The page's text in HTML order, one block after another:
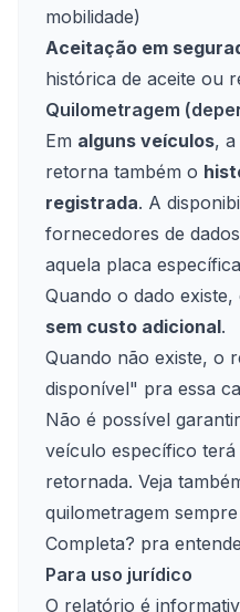
mobilidade)
Aceitação em
histórica de aceite ou
Quilometragem
Em alguns veículos,
retorna também o
registrada. A
fornecedores de
aquela placa
Quando o dado
sem custo adicional.
Quando não existe, o
disponível" pra essa
Não é possível
veículo específico terá
retornada. Veja
quilometragem
Completa? pra
Para uso jurídico
O relatório é